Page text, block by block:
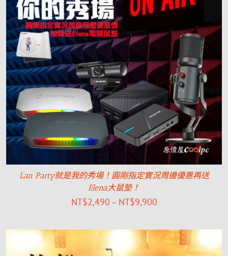
Lan Party就是我的秀場！圓剛指定實況周邊優惠再送
Elena大鼠墊！
NT$2,490 – NT$9,900